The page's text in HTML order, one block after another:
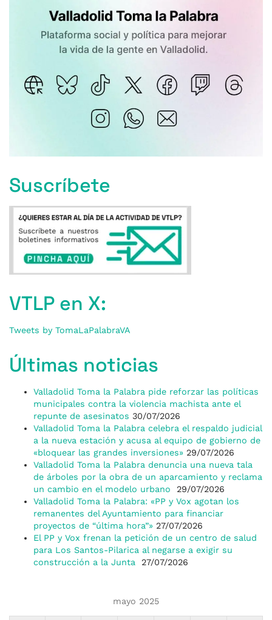
Suscríbete
VTLP en X:
Tweets by TomaLaPalabraVA
Últimas noticias
Valladolid Toma la Palabra pide reforzar las políticas
municipales contra la violencia machista ante el
repunte de asesinatos 30/07/2026
Valladolid Toma la Palabra celebra el respaldo judicial
a la nueva estación y acusa al equipo de gobierno de
«bloquear las grandes inversiones» 29/07/2026
Valladolid Toma la Palabra denuncia una nueva tala
de árboles por la obra de un aparcamiento y reclama
un cambio en el modelo urbano
29/07/2026
Valladolid Toma la Palabra: «PP y Vox agotan los
remanentes del Ayuntamiento para financiar
proyectos de “última hora”» 27/07/2026
El PP y Vox frenan la petición de un centro de salud
para Los Santos-Pilarica al negarse a exigir su
construcción a la Junta
27/07/2026
mayo 2025